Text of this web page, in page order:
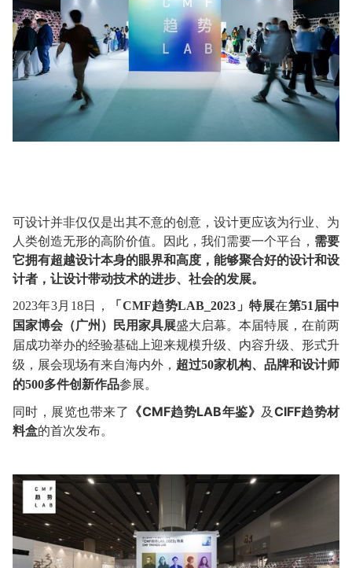
可设计并非仅仅是出其不意的创意，设计更应该为行业、为
人类创造无形的高阶价值。因此，我们需要一个平台， 需要
它拥有超越设计本身的眼界和高度，能够聚合好的设计和设
计者，让设计带动技术的进步、社会的发展。
2023年3月18日， 「 CMF趋势LAB_2023」特展在第51届中
国家博会（广州）民用家具展盛大启幕。本届特展，在前两
届成功举办的经验基础上迎来规模升级、内容升级、形式升
级，展会现场有来自海内外， 超过50家机构、品牌和设计师
的500多件创新作品参展。
同时，展览也带来了 《CMF趋势LAB年鉴》 及 CIFF趋势材
料盒的首次发布。